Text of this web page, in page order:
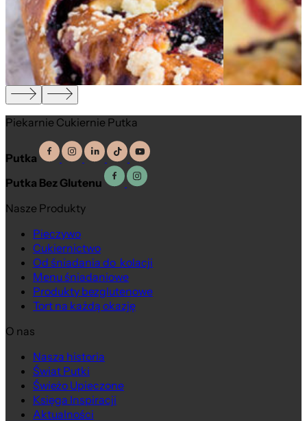
Piekarnie Cukiernie Putka
Putka
Putka Bez Glutenu
Nasze Produkty
Pieczywo
Cukiernictwo
Od śniadania do kolacji
Menu śniadaniowe
Produkty bezglutenowe
Tort na każdą okazję
O nas
Nasza historia
Świat Putki
Świeżo Upieczone
Księga Inspiracji
Aktualności